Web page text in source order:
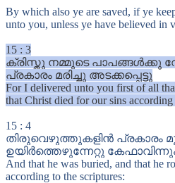
By which also ye are saved, if ye
unto you, unless ye have believed in
15 : 3
ക്രിസ്തു നമ്മുടെ പാപങ്ങൾക്കു
പ്രകാരം മരിച്ചു അടക്കപ്പെട്ടു
For I delivered unto you first of all
that Christ died for our sins according
15 : 4
തിരുവെഴുത്തുകളിൻ പ്രകാരം
ഉയിർത്തെഴുന്നേറ്റു
And that he was buried, and that he
according to the scriptures: